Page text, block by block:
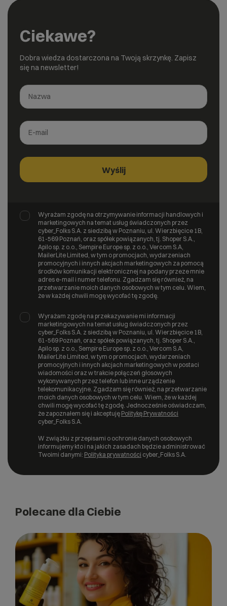
Ciekawe?
Dobra wiedza dostarczona na Twoją skrzynkę. Zapisz
się na newsletter!
Wyrażam zgodę na otrzymywanie informacji handlowych i
marketingowych na temat usług świadczonych przez
cyber_Folks S.A. z siedzibą w Poznaniu, ul. Wierzbięcice 1B,
61-569 Poznań, oraz spółek powiązanych, tj. Shoper S.A.,
Apilo sp. z o.o., Sempire Europe sp. z o.o., Vercom S.A,
MailerLite Limited, w tym o promocjach, wydarzeniach
promocyjnych i innych akcjach marketingowych za pomocą
środków komunikacji elektronicznej na podany przeze mnie
adres e-mail i numer telefonu. Zgadzam się również, na
przetwarzanie moich danych osobowych w tym celu. Wiem,
że w każdej chwili mogę wycofać tę zgodę.
Wyrażam zgodę na przekazywanie mi informacji
marketingowych na temat usług świadczonych przez
cyber_Folks S.A. z siedzibą w Poznaniu, ul. Wierzbięcice 1B,
61-569 Poznań, oraz spółek powiązanych, tj. Shoper S.A.,
Apilo sp. z o.o., Sempire Europe sp. z o.o., Vercom S.A,
MailerLite Limited, w tym o promocjach, wydarzeniach
promocyjnych i innych akcjach marketingowych w postaci
wiadomości oraz w trakcie połączeń głosowych
wykonywanych przez telefon lub inne urządzenie
telekomunikacyjne. Zgadzam się również, na przetwarzanie
moich danych osobowych w tym celu. Wiem, że w każdej
chwili mogę wycofać tę zgodę. Jednocześnie oświadczam,
że zapoznałem się i akceptuję Politykę Prywatności
cyber_Folks S.A.
W związku z przepisami o ochronie danych osobowych
informujemy kto i na jakich zasadach będzie administrować
Twoimi danymi: Polityka prywatności cyber_Folks S.A.
Polecane dla Ciebie